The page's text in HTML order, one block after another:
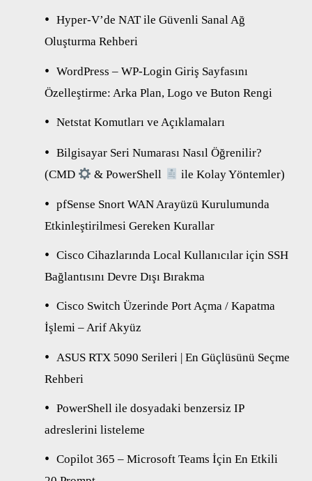
Hyper-V’de NAT ile Güvenli Sanal Ağ
Oluşturma Rehberi
WordPress – WP-Login Giriş Sayfasını
Özelleştirme: Arka Plan, Logo ve Buton Rengi
Netstat Komutları ve Açıklamaları
Bilgisayar Seri Numarası Nasıl Öğrenilir?
(CMD
& PowerShell ile Kolay Yöntemler)
pfSense Snort WAN Arayüzü Kurulumunda
Etkinleştirilmesi Gereken Kurallar
Cisco Cihazlarında Local Kullanıcılar için SSH
Bağlantısını Devre Dışı Bırakma
Cisco Switch Üzerinde Port Açma / Kapatma
İşlemi – Arif Akyüz
ASUS RTX 5090 Serileri | En Güçlüsünü Seçme
Rehberi
PowerShell ile dosyadaki benzersiz IP
adreslerini listeleme
Copilot 365 – Microsoft Teams İçin En Etkili